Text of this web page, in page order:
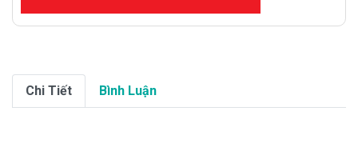
Chi Tiết Bình Luận